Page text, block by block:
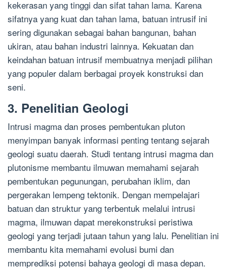
kekerasan yang tinggi dan sifat tahan lama. Karena
sifatnya yang kuat dan tahan lama, batuan intrusif ini
sering digunakan sebagai bahan bangunan, bahan
ukiran, atau bahan industri lainnya. Kekuatan dan
keindahan batuan intrusif membuatnya menjadi pilihan
yang populer dalam berbagai proyek konstruksi dan
seni.
3. Penelitian Geologi
Intrusi magma dan proses pembentukan pluton
menyimpan banyak informasi penting tentang sejarah
geologi suatu daerah. Studi tentang intrusi magma dan
plutonisme membantu ilmuwan memahami sejarah
pembentukan pegunungan, perubahan iklim, dan
pergerakan lempeng tektonik. Dengan mempelajari
batuan dan struktur yang terbentuk melalui intrusi
magma, ilmuwan dapat merekonstruksi peristiwa
geologi yang terjadi jutaan tahun yang lalu. Penelitian ini
membantu kita memahami evolusi bumi dan
memprediksi potensi bahaya geologi di masa depan.